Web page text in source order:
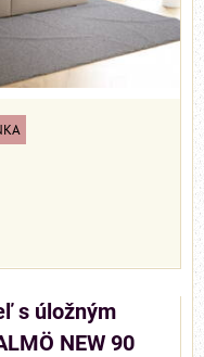
s úložným
NEW 90